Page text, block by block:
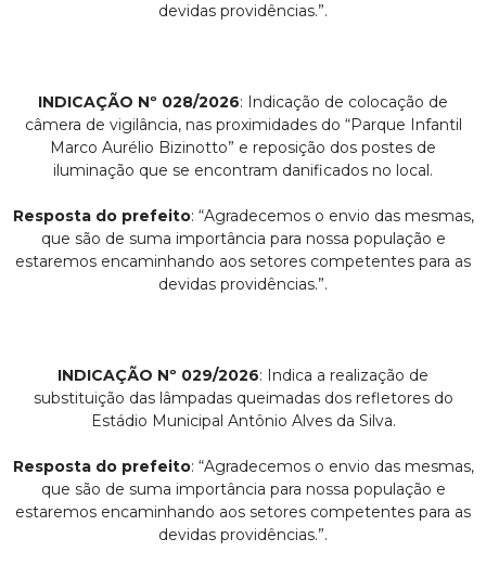
devidas providências.”.
INDICAÇÃO Nº 028/2026: Indicação de colocação de
câmera de vigilância, nas proximidades do “Parque Infantil
Marco Aurélio Bizinotto” e reposição dos postes de
iluminação que se encontram danificados no local.
Resposta do prefeito: “Agradecemos o envio das mesmas,
que são de suma importância para nossa população e
estaremos encaminhando aos setores competentes para as
devidas providências.”.
INDICAÇÃO Nº 029/2026: Indica a realização de
substituição das lâmpadas queimadas dos refletores do
Estádio Municipal Antônio Alves da Silva.
Resposta do prefeito: “Agradecemos o envio das mesmas,
que são de suma importância para nossa população e
estaremos encaminhando aos setores competentes para as
devidas providências.”.